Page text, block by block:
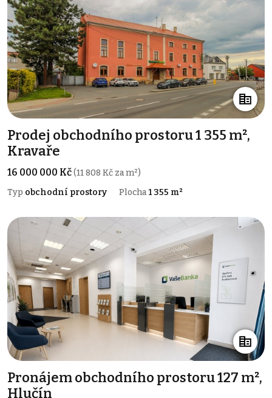
Prodej obchodního prostoru 1 355 m²,
Kravaře
16 000 000 Kč(11 808 Kč za m²)
Typ obchodní prostory Plocha1 355 m²
Pronájem obchodního prostoru 127 m²,
Hlučín